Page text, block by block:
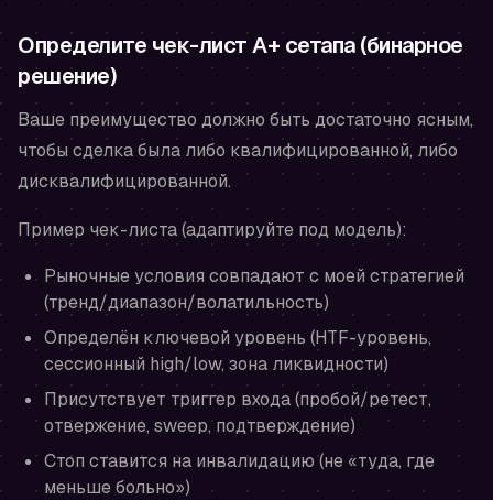
Определите чек-лист A+ сетапа (бинарное
решение)
Ваше преимущество должно быть достаточно ясным,
чтобы сделка была либо квалифицированной, либо
дисквалифицированной.
Пример чек-листа (адаптируйте под модель):
Рыночные условия совпадают с моей стратегией
(тренд/диапазон/волатильность)
Определён ключевой уровень (HTF-уровень,
сессионный high/low, зона ликвидности)
Присутствует триггер входа (пробой/ретест,
отвержение, sweep, подтверждение)
Стоп ставится на инвалидацию (не «туда, где
меньше больно»)